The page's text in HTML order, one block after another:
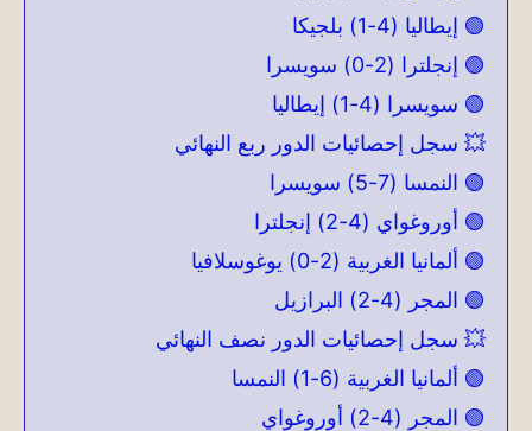
🟢 إيطاليا (4-1) بلجيكا
🟢 إنجلترا (2-0) سويسرا
🟢 سويسرا (4-1) إيطاليا
💥 سجل إحصائيات الدور ربع النهائي
🟢 النمسا (7-5) سويسرا
🟢 أوروغواي (4-2) إنجلترا
🟢 ألمانيا الغربية (2-0) يوغوسلافيا
🟢 المجر (4-2) البرازيل
💥 سجل إحصائيات الدور نصف النهائي
🟢 ألمانيا الغربية (6-1) النمسا
🟢 المجر (4-2) أوروغواي